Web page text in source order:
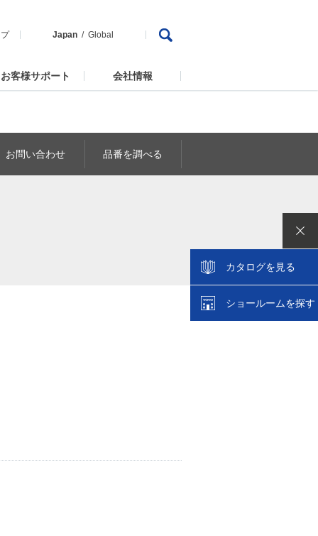
Japan Global
お客様サポート 会社情報
お問い合わせ 品番を調べる
カタログを見る
ショールームを探す